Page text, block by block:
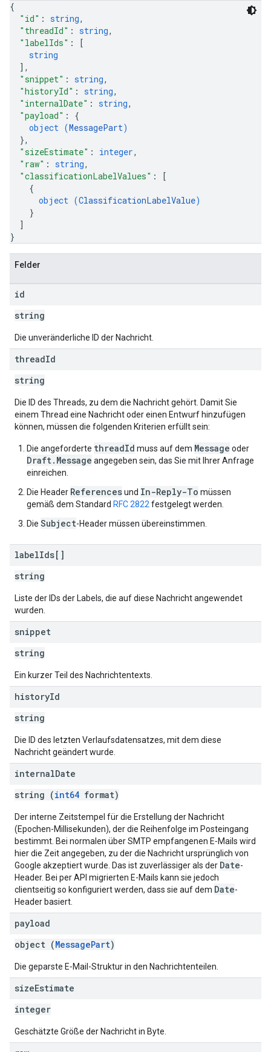
{
"id" : string,
"threadId" : string,
"labelIds" :
[
string
] ,
"snippet" : string,
"historyId" : string,
"internalDate" : string,
"payload" : {
object (MessagePart)
},
"sizeEstimate" : integer,
"raw" : string,
"classificationLabelValues" :
[
{
object (ClassificationLabelValue)
}
]
}
Felder
id
string
Die unveränderliche ID der Nachricht.
threadId
string
Die ID des Threads, zu dem die Nachricht gehört. Damit Sie
einem Thread eine Nachricht oder einen Entwurf hinzufügen
können, müssen die folgenden Kriterien erfüllt sein:
Die angeforderte threadId muss auf dem Message oder
Draft.Message angegeben sein, das Sie mit Ihrer Anfrage
einreichen.
Die Header Referencesund In-Reply-To müssen
gemäß dem Standard RFC 2822 festgelegt werden.
Die Subject-Header müssen übereinstimmen.
labelIds[]
string
Liste der IDs der Labels, die auf diese Nachricht angewendet
wurden.
snippet
string
Ein kurzer Teil des Nachrichtentexts.
historyId
string
Die ID des letzten Verlaufsdatensatzes, mit dem diese
Nachricht geändert wurde.
internalDate
string (int64 format)
Der interne Zeitstempel für die Erstellung der Nachricht
(Epochen-Millisekunden), der die Reihenfolge im Posteingang
bestimmt. Bei normalen über SMTP empfangenen E‑Mails wird
hier die Zeit angegeben, zu der die Nachricht ursprünglich von
Google akzeptiert wurde. Das ist zuverlässiger als der Date-
Header. Bei per API migrierten E-Mails kann sie jedoch
clientseitig so konfiguriert werden, dass sie auf dem Date-
Header basiert.
payload
object (MessagePart)
Die geparste E‑Mail-Struktur in den Nachrichtenteilen.
sizeEstimate
integer
Geschätzte Größe der Nachricht in Byte.